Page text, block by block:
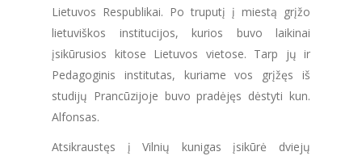
Lietuvos Respublikai. Po truputį į miestą grįžo
lietuviškos institucijos, kurios buvo laikinai
įsikūrusios kitose Lietuvos vietose. Tarp jų ir
Pedagoginis institutas, kuriame vos grįžęs iš
studijų Prancūzijoje buvo pradėjęs dėstyti kun.
Alfonsas.
Atsikraustęs į Vilnių kunigas įsikūrė dviejų